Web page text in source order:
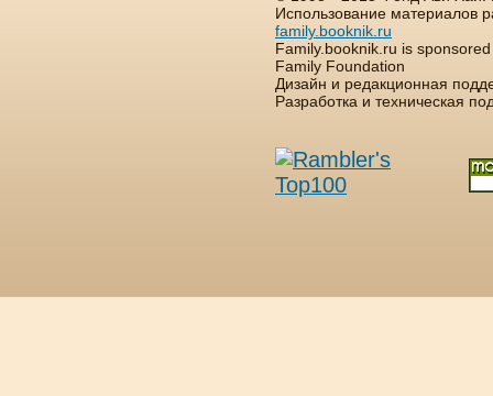
Использование материалов
family.booknik.ru
Family.booknik.ru is
Family Foundation
Дизайн и редакционная
Разработка и техническая